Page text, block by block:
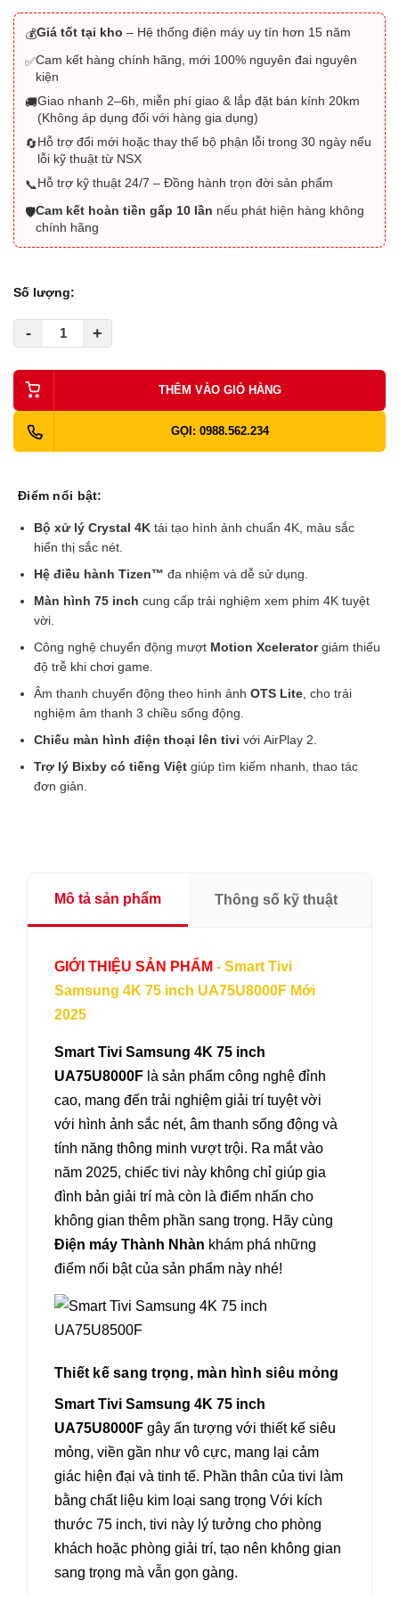
💰Giá tốt tại kho – Hệ thống điện máy uy tín hơn 15 năm
✅Cam kết hàng chính hãng, mới 100% nguyên đai nguyên
kiện
🚚Giao nhanh 2–6h, miễn phí giao & lắp đặt bán kính 20km
(Không áp dụng đối với hàng gia dụng)
🔄Hỗ trợ đổi mới hoặc thay thế bộ phận lỗi trong 30 ngày nếu
lỗi kỹ thuật từ NSX
📞Hỗ trợ kỹ thuật 24/7 – Đồng hành trọn đời sản phẩm
🛡️Cam kết hoàn tiền gấp 10 lần nếu phát hiện hàng không
chính hãng
Số lượng:
- +
THÊM VÀO GIỎ HÀNG
GỌI: 0988.562.234
Điểm nổi bật:
Bộ xử lý Crystal 4K tái tạo hình ảnh chuẩn 4K, màu sắc
hiển thị sắc nét.
Hệ điều hành Tizen™ đa nhiệm và dễ sử dụng.
Màn hình 75 inch cung cấp trải nghiệm xem phim 4K tuyệt
vời.
Công nghệ chuyển động mượt Motion Xceleratorgiảm thiểu
độ trễ khi chơi game.
Âm thanh chuyển động theo hình ảnh OTS Lite , cho trải
nghiệm âm thanh 3 chiều sống động.
Chiếu màn hình điện thoại lên tivi với AirPlay 2.
Trợ lý Bixby có tiếng Việt giúp tìm kiếm nhanh, thao tác
đơn giản.
Mô tả sản phẩm Thông số kỹ thuật
GIỚI THIỆU SẢN PHẨM - Smart Tivi
Samsung 4K 75 inch UA75U8000F Mới
2025
Smart Tivi Samsung 4K 75 inch
UA75U8000F là sản phẩm công nghệ đỉnh
cao, mang đến trải nghiệm giải trí tuyệt vời
với hình ảnh sắc nét, âm thanh sống động và
tính năng thông minh vượt trội. Ra mắt vào
năm 2025, chiếc tivi này không chỉ giúp gia
đình bản giải trí mà còn là điểm nhấn cho
không gian thêm phần sang trọng. Hãy cùng
Điện máy Thành Nhàn khám phá những
điểm nổi bật của sản phẩm này nhé!
Thiết kế sang trọng, màn hình siêu mỏng
Smart Tivi Samsung 4K 75 inch
UA75U8000F gây ấn tượng với thiết kế siêu
mỏng, viền gần như vô cực, mang lại cảm
giác hiện đại và tinh tế. Phần thân của tivi làm
bằng chất liệu kim loại sang trọng Với kích
thước 75 inch, tivi này lý tưởng cho phòng
khách hoặc phòng giải trí, tạo nên không gian
sang trọng mà vẫn gọn gàng.